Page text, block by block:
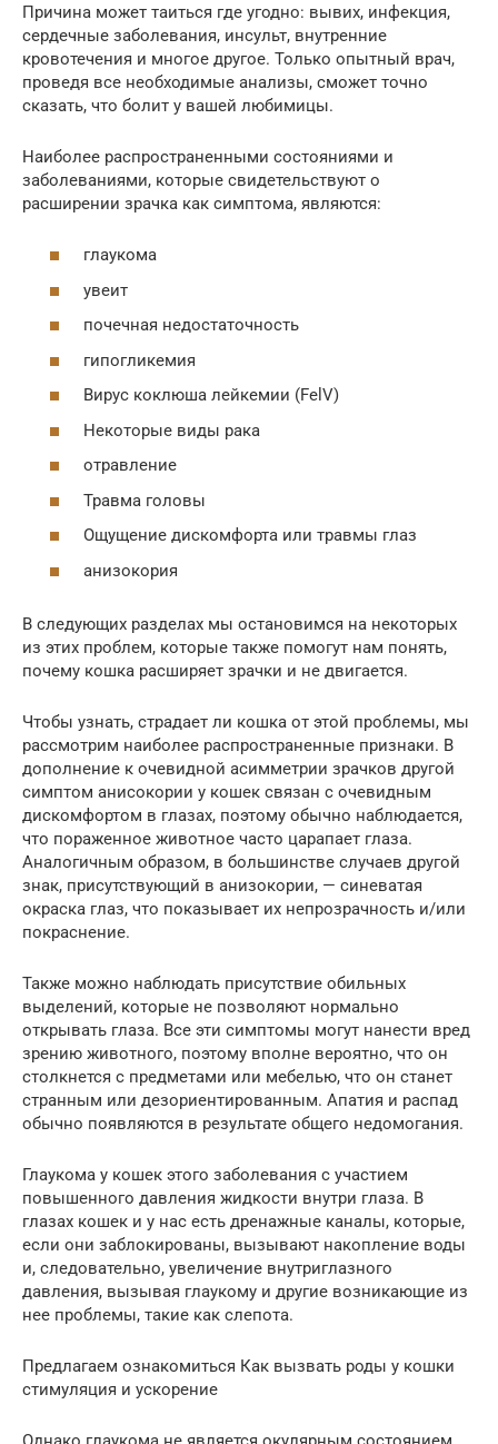
Причина может таиться где угодно: вывих, инфекция,
сердечные заболевания, инсульт, внутренние
кровотечения и многое другое. Только опытный врач,
проведя все необходимые анализы, сможет точно
сказать, что болит у вашей любимицы.
Наиболее распространенными состояниями и
заболеваниями, которые свидетельствуют о
расширении зрачка как симптома, являются:
глаукома
увеит
почечная недостаточность
гипогликемия
Вирус коклюша лейкемии (FelV)
Некоторые виды рака
отравление
Травма головы
Ощущение дискомфорта или травмы глаз
анизокория
В следующих разделах мы остановимся на некоторых
из этих проблем, которые также помогут нам понять,
почему кошка расширяет зрачки и не двигается.
Чтобы узнать, страдает ли кошка от этой проблемы, мы
рассмотрим наиболее распространенные признаки. В
дополнение к очевидной асимметрии зрачков другой
симптом анисокории у кошек связан с очевидным
дискомфортом в глазах, поэтому обычно наблюдается,
что пораженное животное часто царапает глаза.
Аналогичным образом, в большинстве случаев другой
знак, присутствующий в анизокории, — синеватая
окраска глаз, что показывает их непрозрачность и/или
покраснение.
Также можно наблюдать присутствие обильных
выделений, которые не позволяют нормально
открывать глаза. Все эти симптомы могут нанести вред
зрению животного, поэтому вполне вероятно, что он
столкнется с предметами или мебелью, что он станет
странным или дезориентированным. Апатия и распад
обычно появляются в результате общего недомогания.
Глаукома у кошек этого заболевания с участием
повышенного давления жидкости внутри глаза. В
глазах кошек и у нас есть дренажные каналы, которые,
если они заблокированы, вызывают накопление воды
и, следовательно, увеличение внутриглазного
давления, вызывая глаукому и другие возникающие из
нее проблемы, такие как слепота.
Предлагаем ознакомиться Как вызвать роды у кошки
стимуляция и ускорение